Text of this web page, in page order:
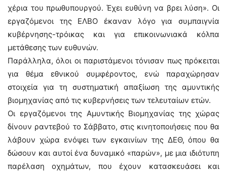
χέρια του πρωθυπουργού. Έχει ευθύνη να βρει λύση». Οι
εργαζόμενοι της ΕΛΒΟ έκαναν λόγο για συμπαιγνία
κυβέρνησης-τρόικας και για επικοινωνιακά κόλπα
μετάθεσης των ευθυνών.
Παράλληλα, όλοι οι παριστάμενοι τόνισαν πως πρόκειται
για θέμα εθνικού συμφέροντος, ενώ παραχώρησαν
στοιχεία για τη συστηματική απαξίωση της αμυντικής
βιομηχανίας από τις κυβερνήσεις των τελευταίων ετών.
Οι εργαζόμενοι της Αμυντικής Βιομηχανίας της χώρας
δίνουν ραντεβού το Σάββατο, στις κινητοποιήσεις που θα
λάβουν χώρα ενόψει των εγκαινίων της ΔΕΘ, όπου θα
δώσουν και αυτοί ένα δυναμικό «παρών», με μια ιδιότυπη
παρέλαση οχημάτων, που έχουν κατασκευάσει και